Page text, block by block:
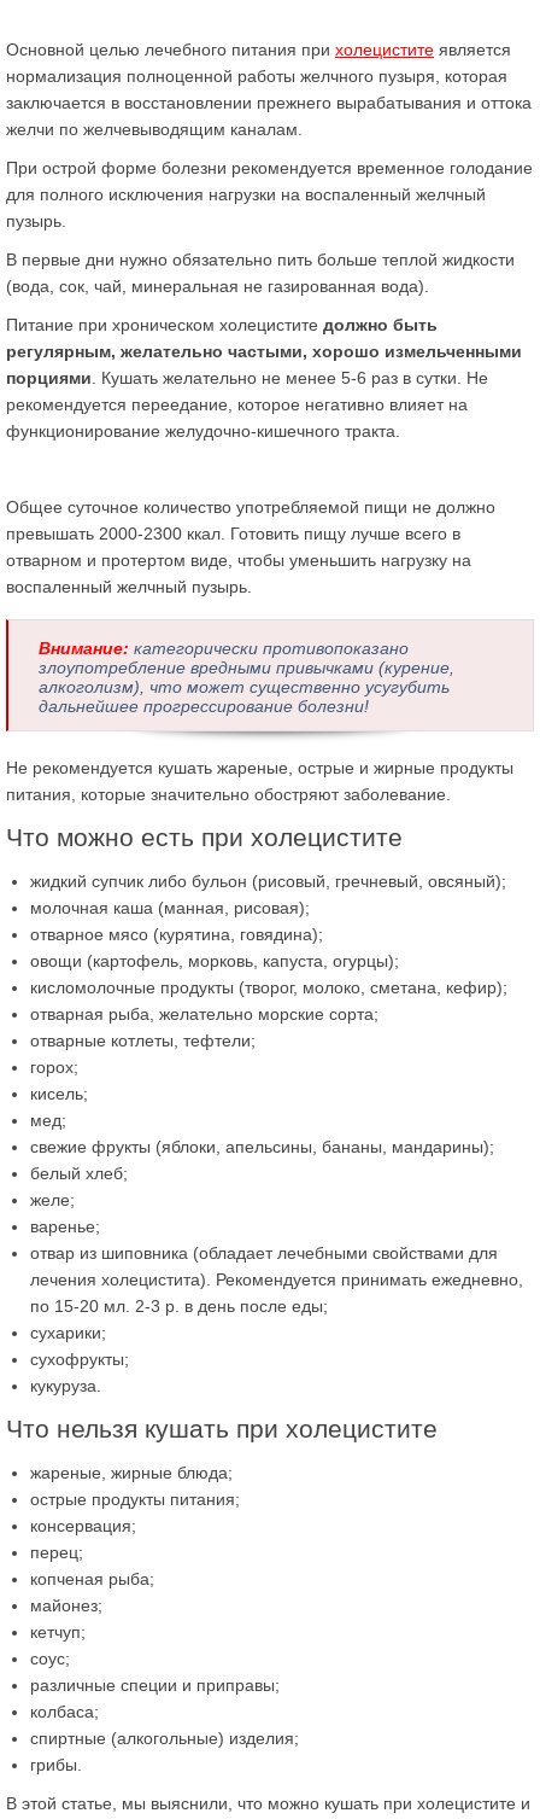
Основной целью лечебного питания при холецистите является
нормализация полноценной работы желчного пузыря, которая
заключается в восстановлении прежнего вырабатывания и оттока
желчи по желчевыводящим каналам.
При острой форме болезни рекомендуется временное голодание
для полного исключения нагрузки на воспаленный желчный
пузырь.
В первые дни нужно обязательно пить больше теплой жидкости
(вода, сок, чай, минеральная не газированная вода).
Питание при хроническом холецистите должно быть
регулярным, желательно частыми, хорошо измельченными
порциями . Кушать желательно не менее 5-6 раз в сутки. Не
рекомендуется переедание, которое негативно влияет на
функционирование желудочно-кишечного тракта.
Общее суточное количество употребляемой пищи не должно
превышать 2000-2300 ккал. Готовить пищу лучше всего в
отварном и протертом виде, чтобы уменьшить нагрузку на
воспаленный желчный пузырь.
Внимание: категорически противопоказано
злоупотребление вредными привычками (курение,
алкоголизм), что может существенно усугубить
дальнейшее прогрессирование болезни!
Не рекомендуется кушать жареные, острые и жирные продукты
питания, которые значительно обостряют заболевание.
Что можно есть при холецистите
жидкий супчик либо бульон (рисовый, гречневый, овсяный);
молочная каша (манная, рисовая);
отварное мясо (курятина, говядина);
овощи (картофель, морковь, капуста, огурцы);
кисломолочные продукты (творог, молоко, сметана, кефир);
отварная рыба, желательно морские сорта;
отварные котлеты, тефтели;
горох;
кисель;
мед;
свежие фрукты (яблоки, апельсины, бананы, мандарины);
белый хлеб;
желе;
варенье;
отвар из шиповника (обладает лечебными свойствами для
лечения холецистита). Рекомендуется принимать ежедневно,
по 15-20 мл. 2-3 р. в день после еды;
сухарики;
сухофрукты;
кукуруза.
Что нельзя кушать при холецистите
жареные, жирные блюда;
острые продукты питания;
консервация;
перец;
копченая рыба;
майонез;
кетчуп;
соус;
различные специи и приправы;
колбаса;
спиртные (алкогольные) изделия;
грибы.
В этой статье, мы выяснили, что можно кушать при холецистите и